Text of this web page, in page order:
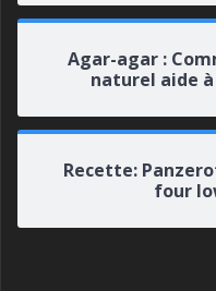
Agar-agar :
naturel aide
Recette:
four